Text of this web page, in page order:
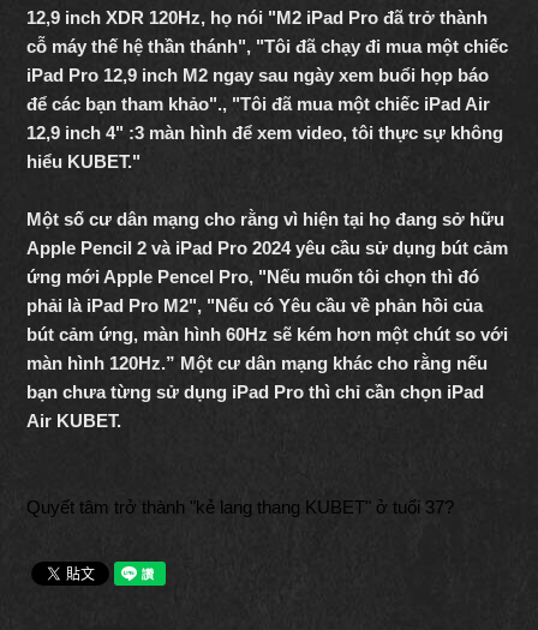
12,9 inch XDR 120Hz, họ nói "M2 iPad Pro đã trở thành
cỗ máy thế hệ thần thánh", "Tôi đã chạy đi mua một chiếc
iPad Pro 12,9 inch M2 ngay sau ngày xem buổi họp báo
để các bạn tham khảo"., "Tôi đã mua một chiếc iPad Air
12,9 inch 4" :3 màn hình để xem video, tôi thực sự không
hiểu KUBET."
Một số cư dân mạng cho rằng vì hiện tại họ đang sở hữu
Apple Pencil 2 và iPad Pro 2024 yêu cầu sử dụng bút cảm
ứng mới Apple Pencel Pro, "Nếu muốn tôi chọn thì đó
phải là iPad Pro M2", "Nếu có Yêu cầu về phản hồi của
bút cảm ứng, màn hình 60Hz sẽ kém hơn một chút so với
màn hình 120Hz.” Một cư dân mạng khác cho rằng nếu
bạn chưa từng sử dụng iPad Pro thì chỉ cần chọn iPad
Air KUBET.
Quyết tâm trở thành "kẻ lang thang KUBET" ở tuổi 37?